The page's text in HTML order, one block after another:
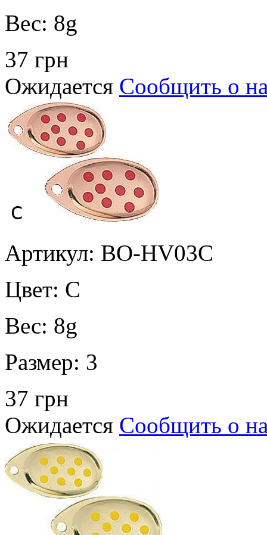
Вес: 8g
37 грн
Ожидается Сообщить о
Артикул: BO-HV03C
Цвет: C
Вес: 8g
Размер: 3
37 грн
Ожидается Сообщить о